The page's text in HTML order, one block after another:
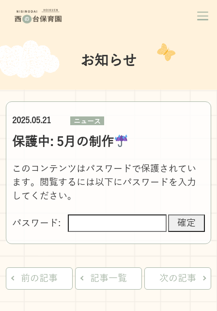
お知らせ
2025.05.21 ニュース
保護中: 5月の制作
このコンテンツはパスワードで保護されてい
ます。閲覧するには以下にパスワードを入力
してください。
パスワード:
前の記事 記事一覧 次の記事